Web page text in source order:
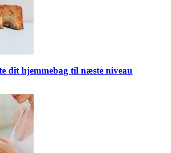
dit hjemmebag til næste niveau